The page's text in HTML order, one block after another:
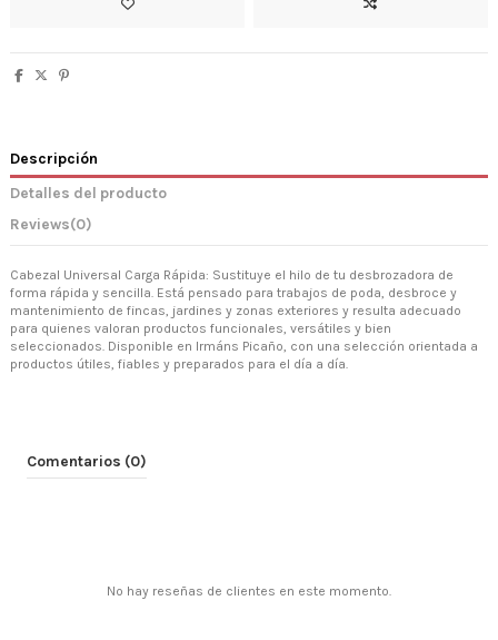
Descripción
Detalles del producto
Reviews(0)
Cabezal Universal Carga Rápida: Sustituye el hilo de tu desbrozadora de
forma rápida y sencilla. Está pensado para trabajos de poda, desbroce y
mantenimiento de fincas, jardines y zonas exteriores y resulta adecuado
para quienes valoran productos funcionales, versátiles y bien
seleccionados. Disponible en Irmáns Picaño, con una selección orientada a
productos útiles, fiables y preparados para el día a día.
Comentarios (0)
No hay reseñas de clientes en este momento.